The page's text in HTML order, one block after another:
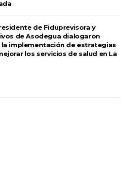
de Fiduprevisora y
de Asodegua dialogaron
la implementación de estrategias
los servicios de salud en La